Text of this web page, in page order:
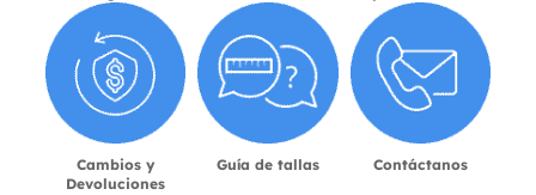
Cambios y
Devoluciones
Guía de tallas Contáctanos